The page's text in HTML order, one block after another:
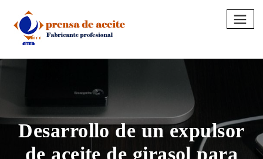
content
Desarrollo de un expulsor
de aceite de girasol para